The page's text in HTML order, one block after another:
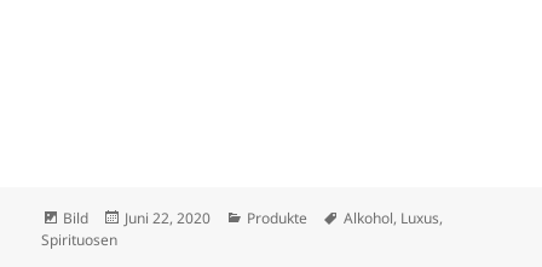
Format
Bild
Veröffentlicht
Juni 22, 2020 Kategorien
Produkte Schlagwörter
Alkohol, Luxus,
Spirituosen